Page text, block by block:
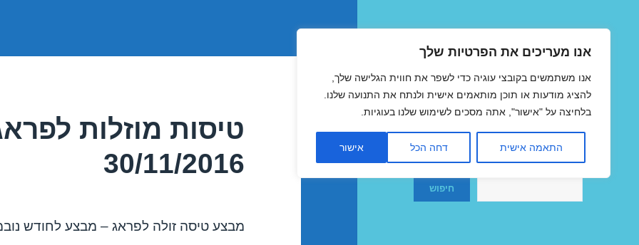
אנו מעריכים את הפרטיות שלך
אנו משתמשים בקובצי עוגיה כדי לשפר את חווית הגלישה שלך,
להציג מודעות או תוכן מותאמים אישית ולנתח את התנועה שלנו.
בלחיצה על "אישור", אתה מסכים לשימוש שלנו בעוגיות.
התאמה אישית דחה הכל אישור
MegaFlights טיסות מוזלות
חיפוש
חיפוש
טיסות מוזלות
30/11/2016
מבצע טיסה זולה לפראג – מבצע לחודש נובמבר